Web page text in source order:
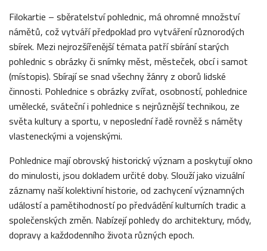
Filokartie – sběratelství pohlednic, má ohromné množství
námětů, což vytváří předpoklad pro vytváření různorodých
sbírek. Mezi nejrozšířenější témata patří sbírání starých
pohlednic s obrázky či snímky měst, městeček, obcí i samot
(místopis). Sbírají se snad všechny žánry z oborů lidské
činnosti. Pohlednice s obrázky zvířat, osobností, pohlednice
umělecké, sváteční i pohlednice s nejrůznější technikou, ze
světa kultury a sportu, v neposlední řadě rovněž s náměty
vlasteneckými a vojenskými.
Pohlednice mají obrovský historický význam a poskytují okno
do minulosti, jsou dokladem určité doby. Slouží jako vizuální
záznamy naší kolektivní historie, od zachycení významných
událostí a pamětihodností po předvádění kulturních tradic a
společenských změn. Nabízejí pohledy do architektury, módy,
dopravy a každodenního života různých epoch.